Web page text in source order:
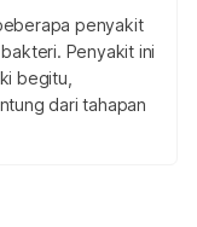
penyakit
Penyakit ini
begitu,
dari tahapan